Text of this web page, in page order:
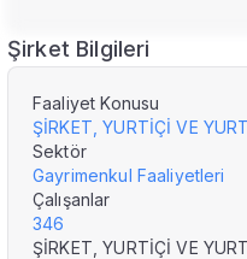
Şirket Bilgileri
Faaliyet Konusu
Sektör
Gayrimenkul Faaliyetleri
Çalışanlar
346
ŞİRKET, YURTİÇİ VE